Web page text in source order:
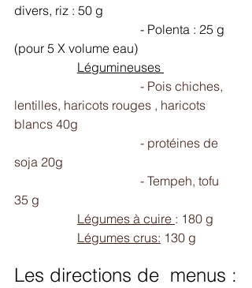
divers, riz : 50 g
(pour 5 X volume eau)
Légumineuses
lentilles, haricots rouges , haricots
blancs 40g
soja 20g
35 g
Légumes à cuire : 180 g
Légumes crus: 130 g
Les directions de  menus :